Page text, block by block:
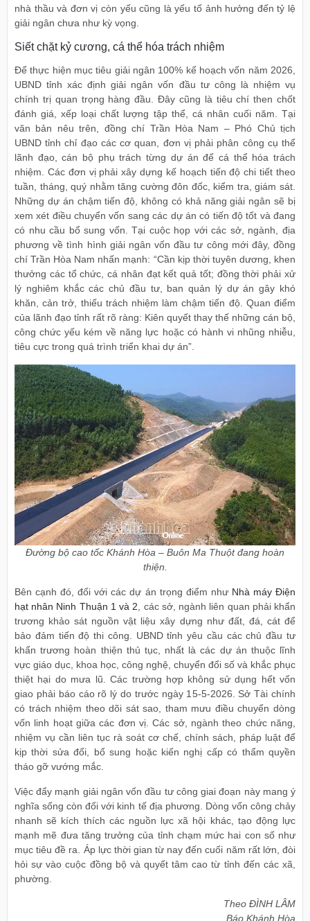
nhà thầu và đơn vị còn yếu cũng là yếu tố ảnh hưởng đến tỷ lệ
giải ngân chưa như kỳ vọng.
Siết chặt kỷ cương, cá thể hóa trách nhiệm
Để thực hiện mục tiêu giải ngân 100% kế hoạch vốn năm 2026,
UBND tỉnh xác định giải ngân vốn đầu tư công là nhiệm vụ
chính trị quan trọng hàng đầu. Đây cũng là tiêu chí then chốt
đánh giá, xếp loại chất lượng tập thể, cá nhân cuối năm. Tại
văn bản nêu trên, đồng chí Trần Hòa Nam – Phó Chủ tịch
UBND tỉnh chỉ đạo các cơ quan, đơn vị phải phân công cụ thể
lãnh đạo, cán bộ phụ trách từng dự án để cá thể hóa trách
nhiệm. Các đơn vị phải xây dựng kế hoạch tiến độ chi tiết theo
tuần, tháng, quý nhằm tăng cường đôn đốc, kiểm tra, giám sát.
Những dự án chậm tiến độ, không có khả năng giải ngân sẽ bị
xem xét điều chuyển vốn sang các dự án có tiến độ tốt và đang
có nhu cầu bổ sung vốn. Tại cuộc họp với các sở, ngành, địa
phương về tình hình giải ngân vốn đầu tư công mới đây, đồng
chí Trần Hòa Nam nhấn mạnh: “Cần kịp thời tuyên dương, khen
thưởng các tổ chức, cá nhân đạt kết quả tốt; đồng thời phải xử
lý nghiêm khắc các chủ đầu tư, ban quản lý dự án gây khó
khăn, cản trở, thiếu trách nhiệm làm chậm tiến độ. Quan điểm
của lãnh đạo tỉnh rất rõ ràng: Kiên quyết thay thế những cán bộ,
công chức yếu kém về năng lực hoặc có hành vi nhũng nhiễu,
tiêu cực trong quá trình triển khai dự án”.
Đường bộ cao tốc Khánh Hòa – Buôn Ma Thuột đang hoàn
thiện.
Bên cạnh đó, đối với các dự án trọng điểm như Nhà máy Điện
hạt nhân Ninh Thuận 1 và 2 , các sở, ngành liên quan phải khẩn
trương khảo sát nguồn vật liệu xây dựng như đất, đá, cát để
bảo đảm tiến độ thi công. UBND tỉnh yêu cầu các chủ đầu tư
khẩn trương hoàn thiện thủ tục, nhất là các dự án thuộc lĩnh
vực giáo dục, khoa học, công nghệ, chuyển đổi số và khắc phục
thiệt hại do mưa lũ. Các trường hợp không sử dụng hết vốn
giao phải báo cáo rõ lý do trước ngày 15-5-2026. Sở Tài chính
có trách nhiệm theo dõi sát sao, tham mưu điều chuyển dòng
vốn linh hoạt giữa các đơn vị. Các sở, ngành theo chức năng,
nhiệm vụ cần liên tục rà soát cơ chế, chính sách, pháp luật để
kịp thời sửa đổi, bổ sung hoặc kiến nghị cấp có thẩm quyền
tháo gỡ vướng mắc.
Việc đẩy mạnh giải ngân vốn đầu tư công giai đoạn này mang ý
nghĩa sống còn đối với kinh tế địa phương. Dòng vốn công chảy
nhanh sẽ kích thích các nguồn lực xã hội khác, tạo động lực
mạnh mẽ đưa tăng trưởng của tỉnh chạm mức hai con số như
mục tiêu đề ra. Áp lực thời gian từ nay đến cuối năm rất lớn, đòi
hỏi sự vào cuộc đồng bộ và quyết tâm cao từ tỉnh đến các xã,
phường.
Theo ĐÌNH LÂM
Báo Khánh Hòa